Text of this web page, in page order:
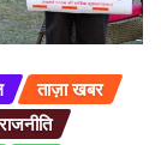
ताज़ा खबर
राजनीति